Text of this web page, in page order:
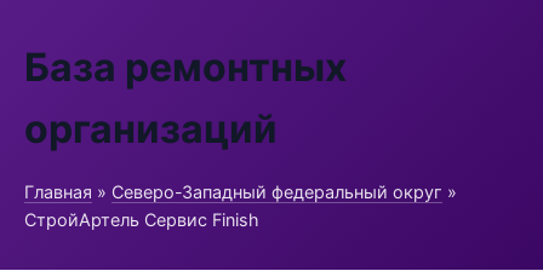
База ремонтных
организаций
Главная » Северо-Западный федеральный округ »
СтройАртель Сервис Finish